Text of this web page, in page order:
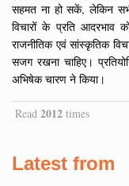
सहमत ना हो सकें, लेकिन
विचारों के प्रति आदरभाव
राजनीतिक एवं सांस्कृतिक
सजग रखना चाहिए।
अभिषेक चारण ने किया।
Read 2012 times
Latest from